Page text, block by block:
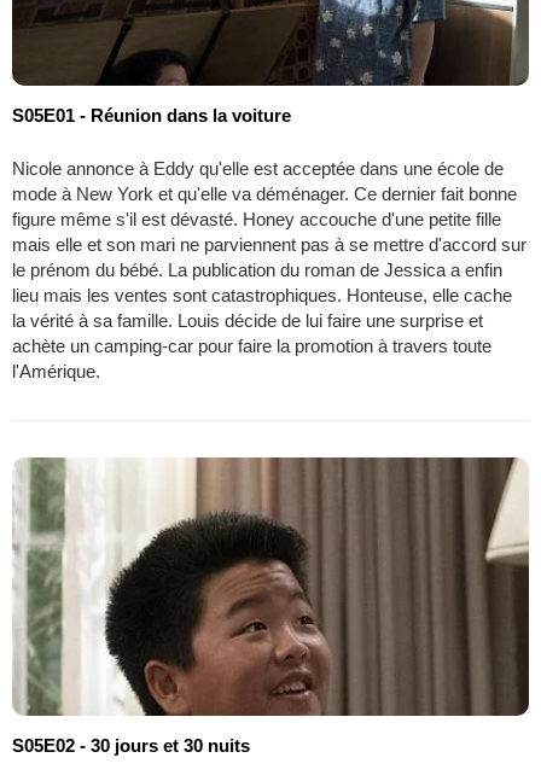
S05E01 - Réunion dans la voiture
Nicole annonce à Eddy qu'elle est acceptée dans une école de
mode à New York et qu'elle va déménager. Ce dernier fait bonne
figure même s'il est dévasté. Honey accouche d'une petite fille
mais elle et son mari ne parviennent pas à se mettre d'accord sur
le prénom du bébé. La publication du roman de Jessica a enfin
lieu mais les ventes sont catastrophiques. Honteuse, elle cache
la vérité à sa famille. Louis décide de lui faire une surprise et
achète un camping-car pour faire la promotion à travers toute
l'Amérique.
S05E02 - 30 jours et 30 nuits